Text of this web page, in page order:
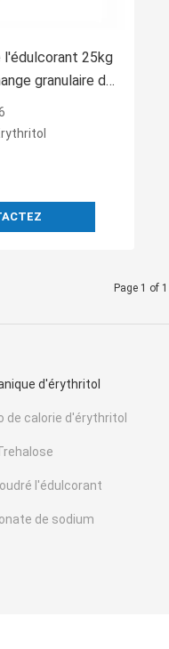
l'édulcorant 25kg
granulaire de
Page 1 of 1
d'érythritol
de calorie d'érythritol
l'édulcorant
de sodium